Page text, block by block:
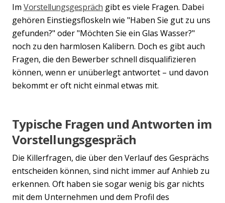
Im Vorstellungsgespräch gibt es viele Fragen. Dabei
gehören Einstiegsfloskeln wie "Haben Sie gut zu uns
gefunden?" oder "Möchten Sie ein Glas Wasser?"
noch zu den harmlosen Kalibern. Doch es gibt auch
Fragen, die den Bewerber schnell disqualifizieren
können, wenn er unüberlegt antwortet – und davon
bekommt er oft nicht einmal etwas mit.
Typische Fragen und Antworten im
Vorstellungsgespräch
Die Killerfragen, die über den Verlauf des Gesprächs
entscheiden können, sind nicht immer auf Anhieb zu
erkennen. Oft haben sie sogar wenig bis gar nichts
mit dem Unternehmen und dem Profil des